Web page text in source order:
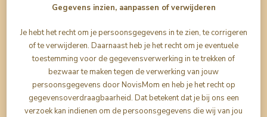
Gegevens inzien, aanpassen of verwijderen
Je hebt het recht om je persoonsgegevens in te zien, te corrigeren
of te verwijderen. Daarnaast heb je het recht om je eventuele
toestemming voor de gegevensverwerking in te trekken of
bezwaar te maken tegen de verwerking van jouw
persoonsgegevens door NovisMom en heb je het recht op
gegevensoverdraagbaarheid. Dat betekent dat je bij ons een
verzoek kan indienen om de persoonsgegevens die wij van jou